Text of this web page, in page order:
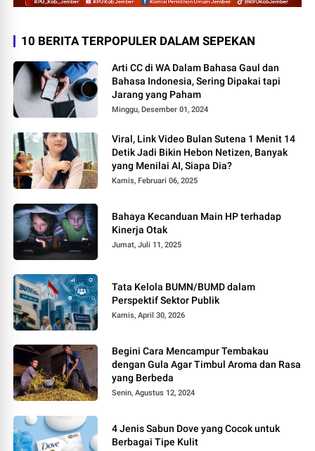
10 BERITA TERPOPULER DALAM SEPEKAN
Arti CC di WA Dalam Bahasa Gaul dan
Bahasa Indonesia, Sering Dipakai tapi
Jarang yang Paham
Minggu, Desember 01, 2024
Viral, Link Video Bulan Sutena 1 Menit 14
Detik Jadi Bikin Hebon Netizen, Banyak
yang Menilai AI, Siapa Dia?
Kamis, Februari 06, 2025
Bahaya Kecanduan Main HP terhadap
Kinerja Otak
Jumat, Juli 11, 2025
Tata Kelola BUMN/BUMD dalam
Perspektif Sektor Publik
Kamis, April 30, 2026
Begini Cara Mencampur Tembakau
dengan Gula Agar Timbul Aroma dan Rasa
yang Berbeda
Senin, Agustus 12, 2024
4 Jenis Sabun Dove yang Cocok untuk
Berbagai Tipe Kulit